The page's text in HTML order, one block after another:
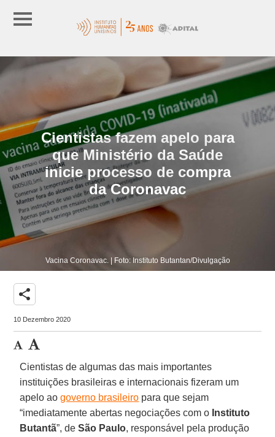
Cientistas fazem apelo para
que Ministério da Saúde
inicie processo de compra
da Coronavac
Vacina Coronavac. | Foto: Instituto Butantan/Divulgação
share
10 Dezembro 2020
Cientistas de algumas das mais importantes
instituições brasileiras e internacionais fizeram um
apelo aogoverno brasileiro para que sejam
“imediatamente abertas negociações com o Instituto
Butantã”, deSão Paulo, responsável pela produção